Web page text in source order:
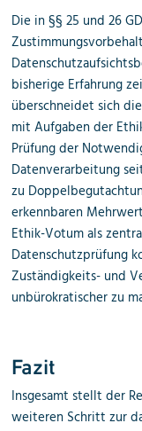
Die in §§ 25 und 26
bisherige Erfahrung
überschneidet sich
mit Aufgaben der
Prüfung der
Datenverarbeitung
zu
erkennbaren
Ethik-Votum als
Datenschutzprüfung
Zuständigkeits- und
unbürokratischer zu
Fazit
Insgesamt stellt der
weiteren Schritt zur